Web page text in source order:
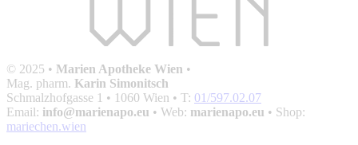
© 2025 • Marien Apotheke Wien •
Mag. pharm. Karin Simonitsch
Schmalzhofgasse 1 • 1060 Wien • T: 01/597.02.07
Email: info@marienapo.eu • Web: marienapo.eu • Shop:
mariechen.wien